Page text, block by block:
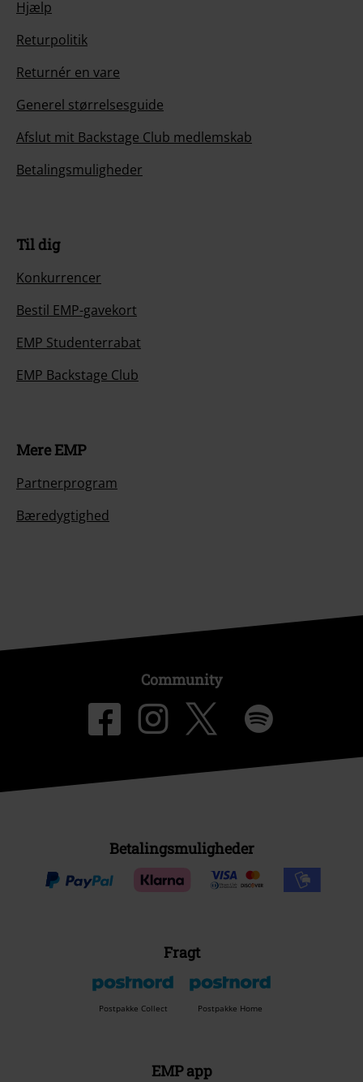
Hjælp
Returpolitik
Returnér en vare
Generel størrelsesguide
Afslut mit Backstage Club medlemskab
Betalingsmuligheder
Til dig
Konkurrencer
Bestil EMP-gavekort
EMP Studenterrabat
EMP Backstage Club
Mere EMP
Partnerprogram
Bæredygtighed
Community
Betalingsmuligheder
Fragt
Postpakke Collect Postpakke Home
EMP app